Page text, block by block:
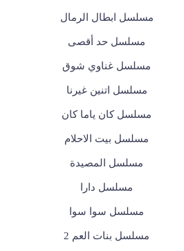
مسلسل ابطال الرمال
مسلسل حد أقصى
مسلسل غناوي شوق
مسلسل اتنين غيرنا
مسلسل كان ياما كان
مسلسل بيت الاحلام
مسلسل المصيدة
مسلسل دارا
مسلسل سوا سوا
مسلسل بنات العم 2